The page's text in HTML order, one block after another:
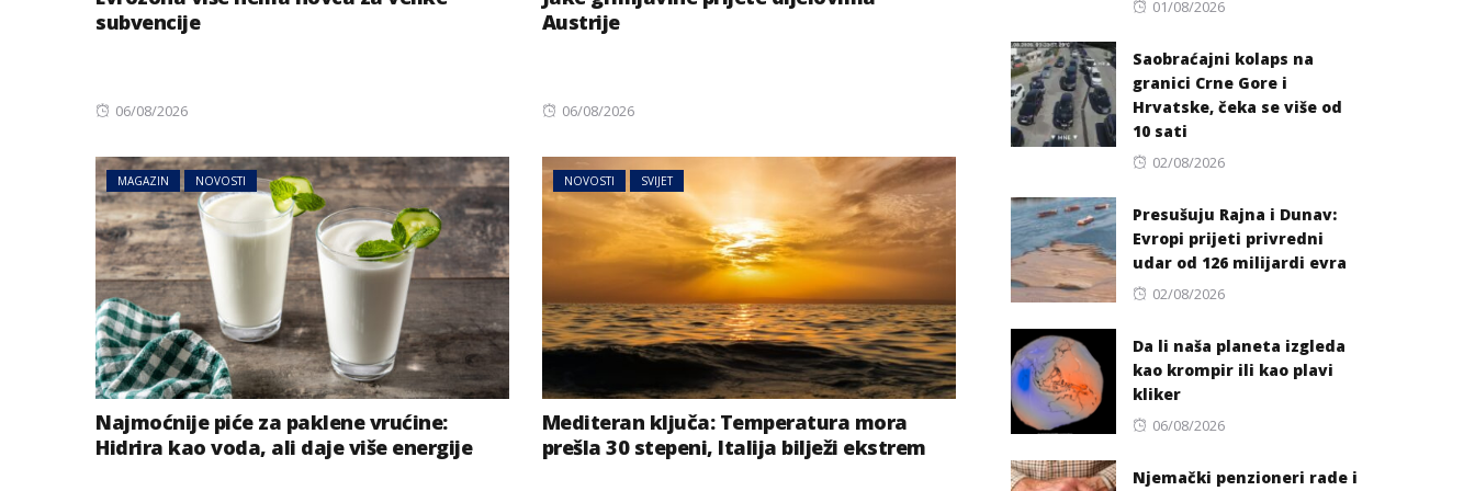
subvencije
Posted
06/08/2026
Austrije
Posted
06/08/2026
MAGAZIN NOVOSTI
Najmoćnije piće za paklene vrućine:
Hidrira kao voda, ali daje više energije
NOVOSTI SVIJET
Mediteran ključa: Temperatura mora
prešla 30 stepeni, Italija bilježi ekstrem
Posted
01/08/2026
Saobraćajni kolaps na
granici Crne Gore i
Hrvatske, čeka se više od
10 sati
Posted
02/08/2026
Presušuju Rajna i Dunav:
Evropi prijeti privredni
udar od 126 milijardi evra
Posted
02/08/2026
Da li naša planeta izgleda
kao krompir ili kao plavi
kliker
Posted
06/08/2026
Njemački penzioneri rade i